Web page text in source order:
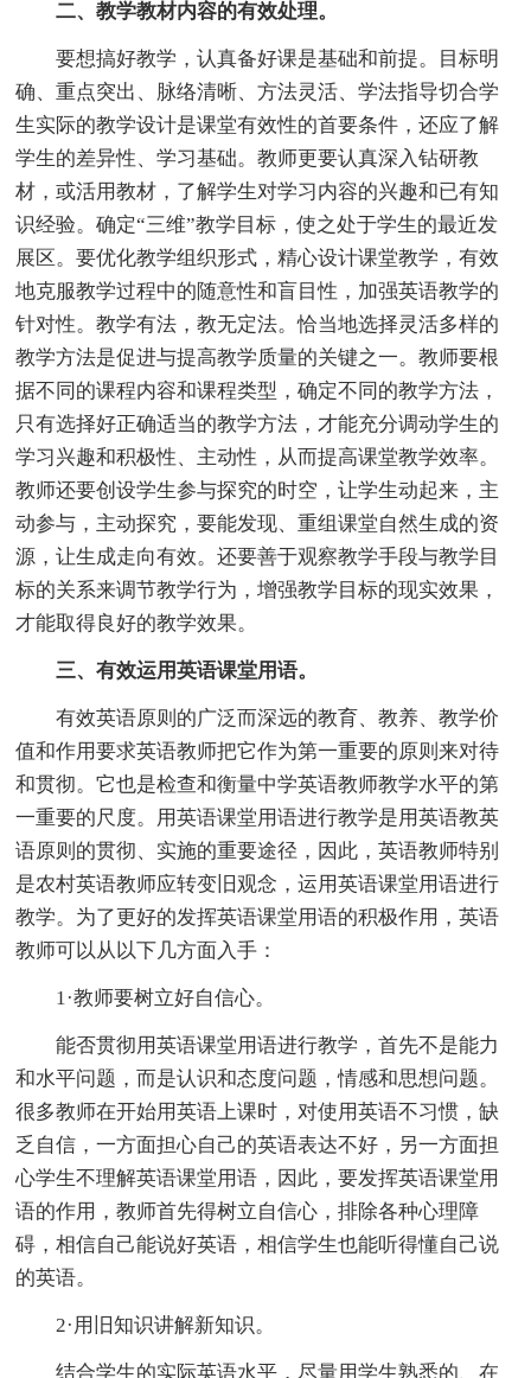
二、教学教材内容的有效处理。
要想搞好教学，认真备好课是基础和前提。目标明
确、重点突出、脉络清晰、方法灵活、学法指导切合学
生实际的教学设计是课堂有效性的首要条件，还应了解
学生的差异性、学习基础。教师更要认真深入钻研教
材，或活用教材，了解学生对学习内容的兴趣和已有知
识经验。确定“三维”教学目标，使之处于学生的最近发
展区。要优化教学组织形式，精心设计课堂教学，有效
地克服教学过程中的随意性和盲目性，加强英语教学的
针对性。教学有法，教无定法。恰当地选择灵活多样的
教学方法是促进与提高教学质量的关键之一。教师要根
据不同的课程内容和课程类型，确定不同的教学方法，
只有选择好正确适当的教学方法，才能充分调动学生的
学习兴趣和积极性、主动性，从而提高课堂教学效率。
教师还要创设学生参与探究的时空，让学生动起来，主
动参与，主动探究，要能发现、重组课堂自然生成的资
源，让生成走向有效。还要善于观察教学手段与教学目
标的关系来调节教学行为，增强教学目标的现实效果，
才能取得良好的教学效果。
三、有效运用英语课堂用语。
有效英语原则的广泛而深远的教育、教养、教学价
值和作用要求英语教师把它作为第一重要的原则来对待
和贯彻。它也是检查和衡量中学英语教师教学水平的第
一重要的尺度。用英语课堂用语进行教学是用英语教英
语原则的贯彻、实施的重要途径，因此，英语教师特别
是农村英语教师应转变旧观念，运用英语课堂用语进行
教学。为了更好的发挥英语课堂用语的积极作用，英语
教师可以从以下几方面入手：
1·教师要树立好自信心。
能否贯彻用英语课堂用语进行教学，首先不是能力
和水平问题，而是认识和态度问题，情感和思想问题。
很多教师在开始用英语上课时，对使用英语不习惯，缺
乏自信，一方面担心自己的英语表达不好，另一方面担
心学生不理解英语课堂用语，因此，要发挥英语课堂用
语的作用，教师首先得树立自信心，排除各种心理障
碍，相信自己能说好英语，相信学生也能听得懂自己说
的英语。
2·用旧知识讲解新知识。
结合学生的实际英语水平，尽量用学生熟悉的、在